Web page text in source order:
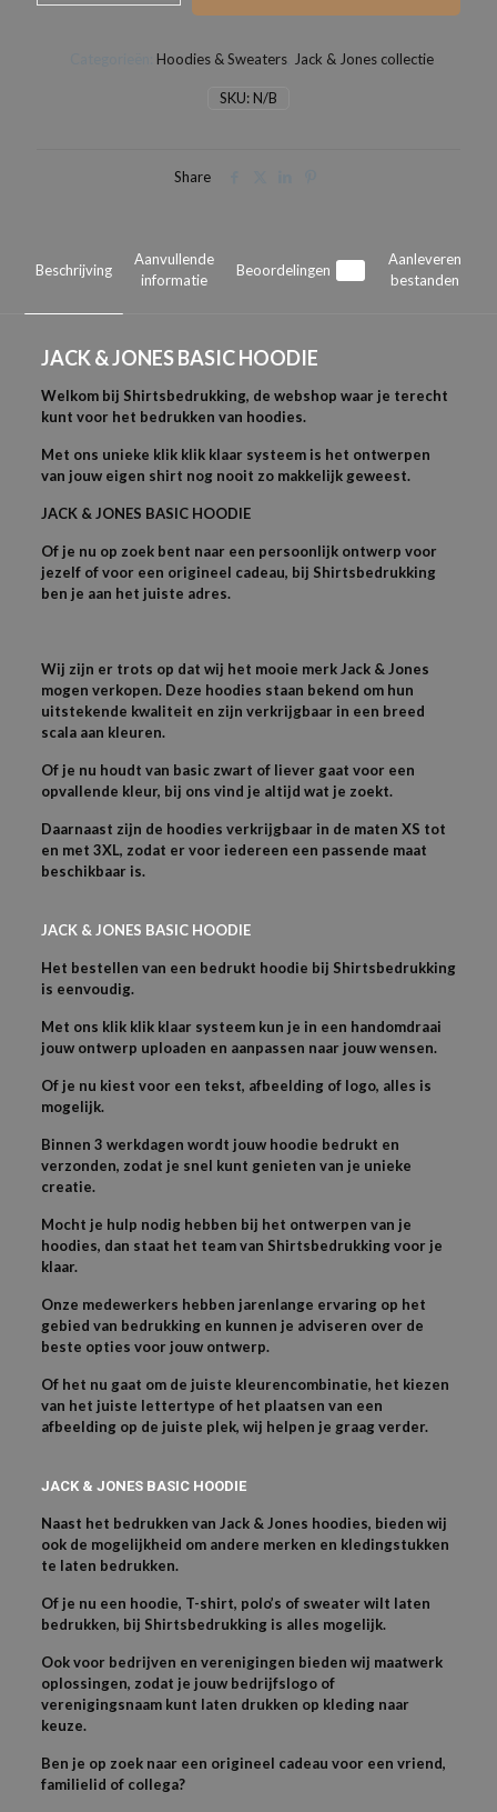
SKU:N/B
Hoodies & Sweaters, Jack & Jones collectie
Share
Beschrijving
Aanvullende
informatie
Beoordelingen
Aanleveren
bestanden
JACK & JONES BASIC HOODIE
Welkom bij Shirtsbedrukking, de webshop waar je terecht
kunt voor het bedrukken van hoodies.
Met ons unieke klik klik klaar systeem is het ontwerpen
van jouw eigen shirt nog nooit zo makkelijk geweest.
JACK & JONES BASIC HOODIE
Of je nu op zoek bent naar een persoonlijk ontwerp voor
jezelf of voor een origineel cadeau, bij Shirtsbedrukking
ben je aan het juiste adres.
Wij zijn er trots op dat wij het mooie merk Jack & Jones
mogen verkopen. Deze hoodies staan bekend om hun
uitstekende kwaliteit en zijn verkrijgbaar in een breed
scala aan kleuren.
Of je nu houdt van basic zwart of liever gaat voor een
opvallende kleur, bij ons vind je altijd wat je zoekt.
Daarnaast zijn de hoodies verkrijgbaar in de maten XS tot
en met 3XL, zodat er voor iedereen een passende maat
beschikbaar is.
JACK & JONES BASIC HOODIE
Het bestellen van een bedrukt hoodie bij Shirtsbedrukking
is eenvoudig.
Met ons klik klik klaar systeem kun je in een handomdraai
jouw ontwerp uploaden en aanpassen naar jouw wensen.
Of je nu kiest voor een tekst, afbeelding of logo, alles is
mogelijk.
Binnen 3 werkdagen wordt jouw hoodie bedrukt en
verzonden, zodat je snel kunt genieten van je unieke
creatie.
Mocht je hulp nodig hebben bij het ontwerpen van je
hoodies, dan staat het team van Shirtsbedrukking voor je
klaar.
Onze medewerkers hebben jarenlange ervaring op het
gebied van bedrukking en kunnen je adviseren over de
beste opties voor jouw ontwerp.
Of het nu gaat om de juiste kleurencombinatie, het kiezen
van het juiste lettertype of het plaatsen van een
afbeelding op de juiste plek, wij helpen je graag verder.
JACK & JONES BASIC HOODIE
Naast het bedrukken van Jack & Jones hoodies, bieden wij
ook de mogelijkheid om andere merken en kledingstukken
te laten bedrukken.
Of je nu een hoodie, T-shirt, polo’s of sweater wilt laten
bedrukken, bij Shirtsbedrukking is alles mogelijk.
Ook voor bedrijven en verenigingen bieden wij maatwerk
oplossingen, zodat je jouw bedrijfslogo of
verenigingsnaam kunt laten drukken op kleding naar
keuze.
Ben je op zoek naar een origineel cadeau voor een vriend,
familielid of collega?